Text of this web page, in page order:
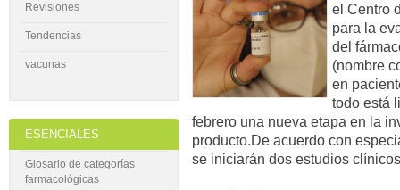
el Centro
para la
del
(nombre
en
todo está
febrero una nueva etapa en la
producto.De acuerdo con
se iniciarán dos estudios
Revisiones
Tendencias
vacunas
ESENCIALES
Glosario de categorías
farmacológicas